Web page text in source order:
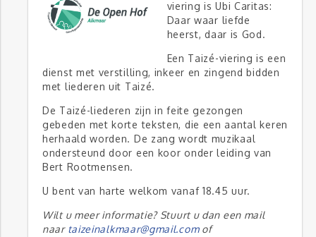
viering is Ubi Caritas:
Daar waar liefde
heerst, daar is God.
Een Taizé-viering is een
dienst met verstilling, inkeer en zingend bidden
met liederen uit Taizé.
De Taizé-liederen zijn in feite gezongen
gebeden met korte teksten, die een aantal keren
herhaald worden. De zang wordt muzikaal
ondersteund door een koor onder leiding van
Bert Rootmensen.
U bent van harte welkom vanaf 18.45 uur.
Wilt u meer informatie? Stuurt u dan een mail
naar taizeinalkmaar@gmail.comof